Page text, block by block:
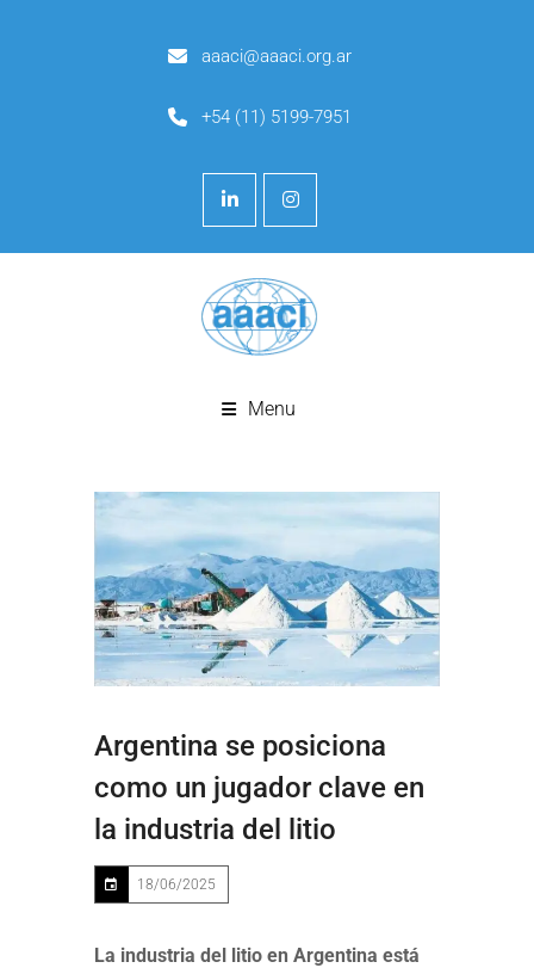
aaaci@aaaci.org.ar
+54 (11) 5199-7951
Menu
Argentina se posiciona
como un jugador clave en
la industria del litio
18/06/2025
La industria del litio en Argentina está